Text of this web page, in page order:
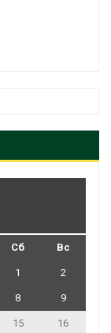
Сб Вс
1 2
8 9
15 16